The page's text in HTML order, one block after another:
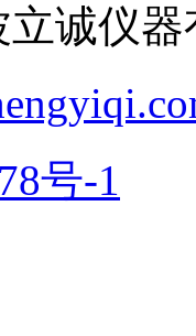
诚仪
号-1